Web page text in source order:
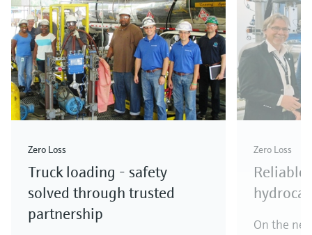
Zero Loss
Truck loading - safety
solved through trusted
partnership
Zero Loss
On the